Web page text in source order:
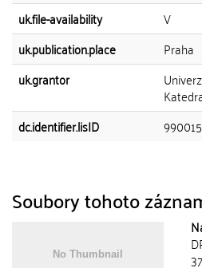
uk.file-availability
V
uk.publication.place
Praha
uk.grantor
dc.identifier.lisID
Soubory tohoto